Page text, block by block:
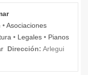
•Asociaciones
• Legales • Pianos
Dirección: Arlegui